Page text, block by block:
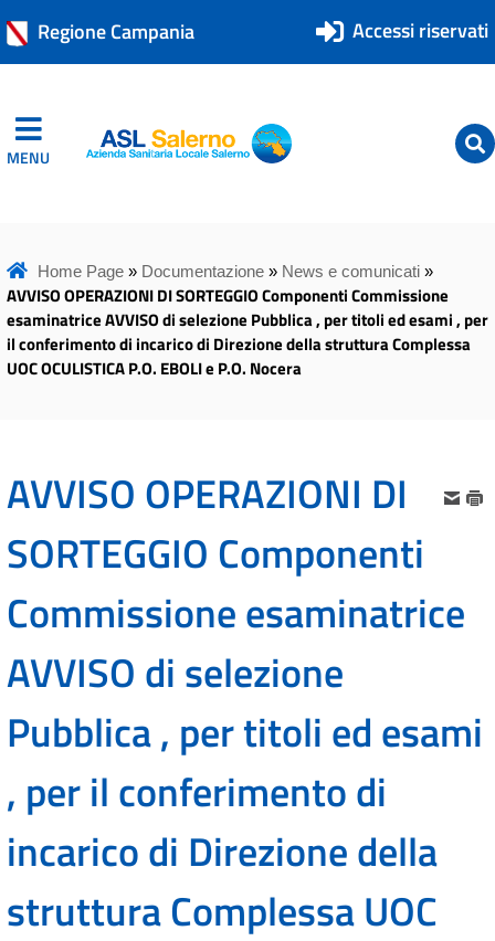
Regione Campania Accessi riservati
MENU ASL Salerno
ASL Salerno
Home Page» Documentazione» News e comunicati»
AVVISO OPERAZIONI DI SORTEGGIO Componenti Commissione
esaminatrice AVVISO di selezione Pubblica , per titoli ed esami , per
il conferimento di incarico di Direzione della struttura Complessa
UOC OCULISTICA P.O. EBOLI e P.O. Nocera
AVVISO OPERAZIONI DI
SORTEGGIO Componenti
Commissione esaminatrice
AVVISO di selezione
Pubblica , per titoli ed esami
, per il conferimento di
incarico di Direzione della
struttura Complessa UOC